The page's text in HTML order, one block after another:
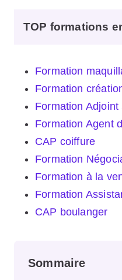
TOP formations
Formation
Formation
Formation Adjoint
Formation Agent
CAP coiffure
Formation
Formation à la
Formation
CAP boulanger
Sommaire